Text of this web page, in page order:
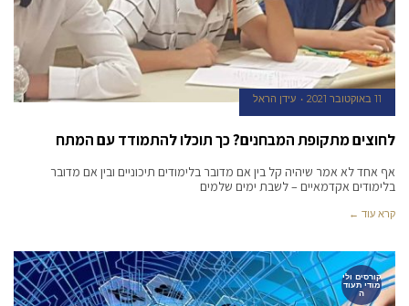
11 באוקטובר 2021 עידן הראל
לחוצים מתקופת המבחנים? כך תוכלו להתמודד עם המתח
אף אחד לא אמר שיהיה קל בין אם מדובר בלימודים תיכוניים ובין אם מדובר
בלימודים אקדמאיים – לשבת ימים שלמים
קרא עוד ←
קורסים ולי
מודי תעוד
ה